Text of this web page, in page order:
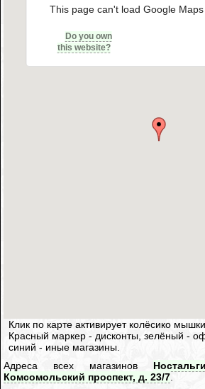
This page can't load Google Maps
Do you own
this website?
Клик по карте активирует колёсико
Красный маркер - дисконты, зелёный -
синий - иные магазины.
Адреса всех магазинов
Комсомольский проспект, д. 23/7.